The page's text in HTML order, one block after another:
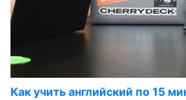
Как учить английский по 15